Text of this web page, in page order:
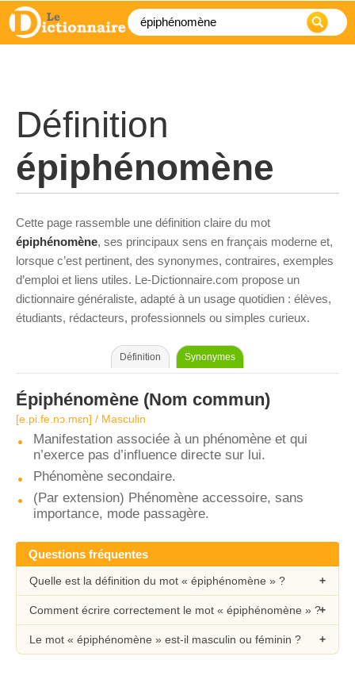
Définition
épiphénomène
Cette page rassemble une définition claire du mot
épiphénomène, ses principaux sens en français moderne et,
lorsque c’est pertinent, des synonymes, contraires, exemples
d’emploi et liens utiles. Le-Dictionnaire.com propose un
dictionnaire généraliste, adapté à un usage quotidien : élèves,
étudiants, rédacteurs, professionnels ou simples curieux.
Définition Synonymes
Épiphénomène (Nom commun)
[e.pi.fe.nɔ.mɛn] / Masculin
Manifestation associée à un phénomène et qui
n’exerce pas d’influence directe sur lui.
Phénomène secondaire.
(Par extension) Phénomène accessoire, sans
importance, mode passagère.
Questions fréquentes
Quelle est la définition du mot « épiphénomène » ?
Comment écrire correctement le mot « épiphénomène » ?
Le mot « épiphénomène » est-il masculin ou féminin ?